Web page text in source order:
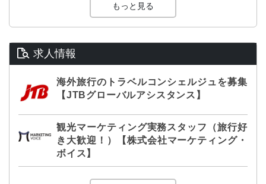
もっと見る
求人情報
海外旅行のトラベルコンシェルジュを募集
【JTBグローバルアシスタンス】
観光マーケティング実務スタッフ（旅行好
き大歓迎！）【株式会社マーケティング・
ボイス】